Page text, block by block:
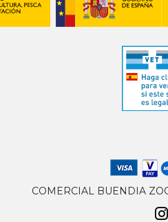
COMERCIAL BUENDIA